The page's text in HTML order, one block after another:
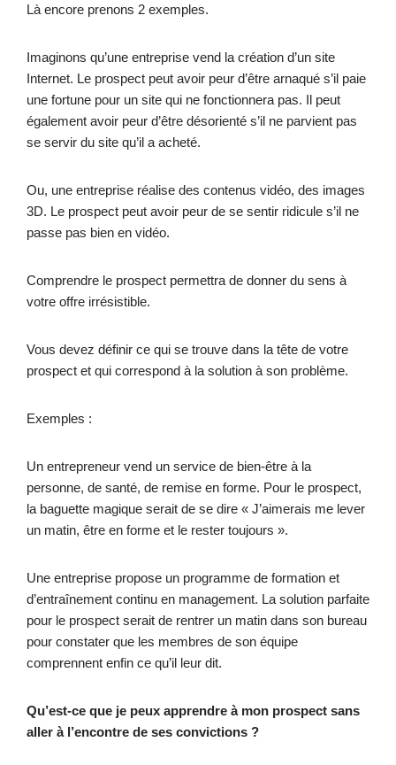
Là encore prenons 2 exemples.
Imaginons qu’une entreprise vend la création d’un site
Internet. Le prospect peut avoir peur d’être arnaqué s’il paie
une fortune pour un site qui ne fonctionnera pas. Il peut
également avoir peur d’être désorienté s’il ne parvient pas
se servir du site qu’il a acheté.
Ou, une entreprise réalise des contenus vidéo, des images
3D. Le prospect peut avoir peur de se sentir ridicule s’il ne
passe pas bien en vidéo.
Comprendre le prospect permettra de donner du sens à
votre offre irrésistible.
Vous devez définir ce qui se trouve dans la tête de votre
prospect et qui correspond à la solution à son problème.
Exemples :
Un entrepreneur vend un service de bien-être à la
personne, de santé, de remise en forme. Pour le prospect,
la baguette magique serait de se dire « J’aimerais me lever
un matin, être en forme et le rester toujours ».
Une entreprise propose un programme de formation et
d’entraînement continu en management. La solution parfaite
pour le prospect serait de rentrer un matin dans son bureau
pour constater que les membres de son équipe
comprennent enfin ce qu’il leur dit.
Qu’est-ce que je peux apprendre à mon prospect sans
aller à l’encontre de ses convictions ?